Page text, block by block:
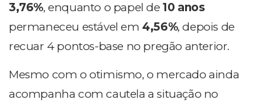
3,76%, enquanto o papel de10 anos
permaneceu estável em 4,56%, depois de
recuar 4 pontos-base no pregão anterior.
Mesmo com o otimismo, o mercado ainda
acompanha com cautela a situação no